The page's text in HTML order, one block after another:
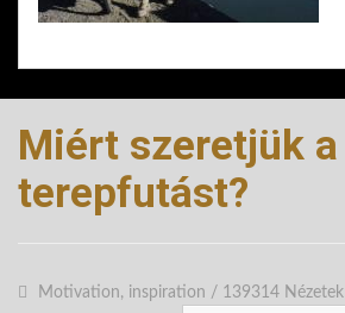
Miért szeretjük a
terepfutást?
Motivation, inspiration / 139314 Nézetek